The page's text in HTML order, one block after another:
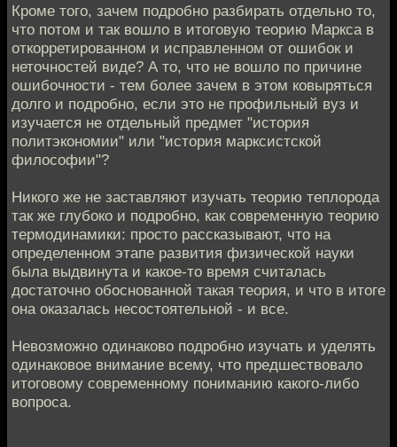
Кроме того, зачем подробно разбирать отдельно то,
что потом и так вошло в итоговую теорию Маркса в
откорретированном и исправленном от ошибок и
неточностей виде? А то, что не вошло по причине
ошибочности - тем более зачем в этом ковыряться
долго и подробно, если это не профильный вуз и
изучается не отдельный предмет "история
политэкономии" или "история марксистской
философии"?
Никого же не заставляют изучать теорию теплорода
так же глубоко и подробно, как современную теорию
термодинамики: просто рассказывают, что на
определенном этапе развития физической науки
была выдвинута и какое-то время считалась
достаточно обоснованной такая теория, и что в итоге
она оказалась несостоятельной - и все.
Невозможно одинаково подробно изучать и уделять
одинаковое внимание всему, что предшествовало
итоговому современному пониманию какого-либо
вопроса.